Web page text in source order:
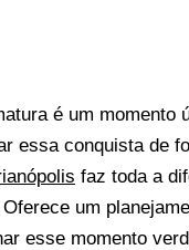
é um momento
essa conquista de
faz toda a
um
esse momento